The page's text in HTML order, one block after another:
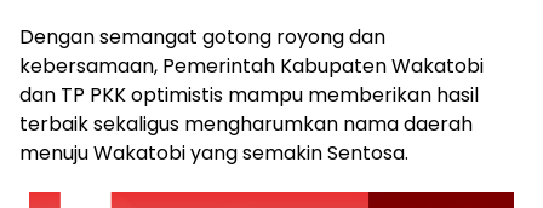
Dengan semangat gotong royong dan
kebersamaan, Pemerintah Kabupaten Wakatobi
dan TP PKK optimistis mampu memberikan hasil
terbaik sekaligus mengharumkan nama daerah
menuju Wakatobi yang semakin Sentosa.